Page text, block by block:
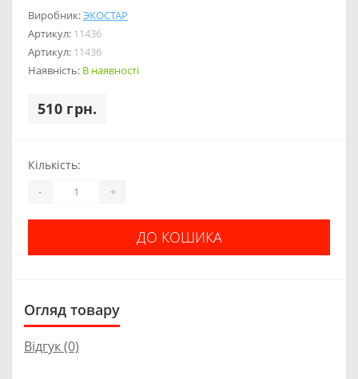
Виробник:ЭКОСТАР
Артикул: 11436
Артикул: 11436
Наявність: В наявності
510 грн.
Кількість:
- +
ДО КОШИКА
Огляд товару
Відгук (0)